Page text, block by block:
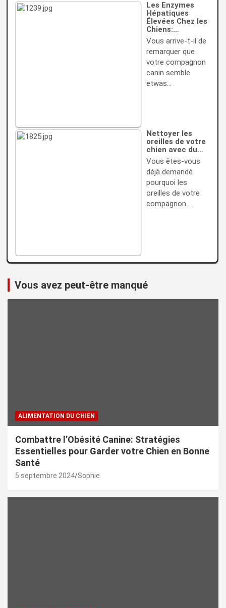
Les Enzymes
Hépatiques
Élevées Chez les
Chiens:…
Vous arrive-t-il de
remarquer que
votre compagnon
canin semble
etwas…
Nettoyer les
oreilles de votre
chien avec du…
Vous êtes-vous
déjà demandé
pourquoi les
oreilles de votre
compagnon…
Vous avez peut-être manqué
ALIMENTATION DU CHIEN
Combattre l’Obésité Canine: Stratégies
Essentielles pour Garder votre Chien en Bonne
Santé
5 septembre 2024 Sophie